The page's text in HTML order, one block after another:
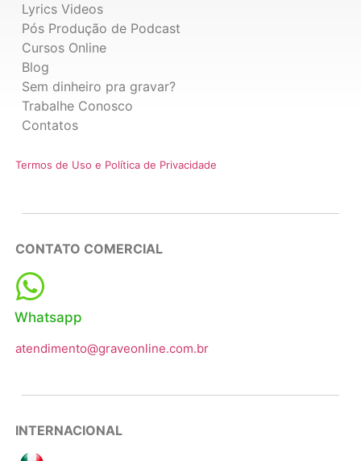
Lyrics Videos
Pós Produção de Podcast
Cursos Online
Blog
Sem dinheiro pra gravar?
Trabalhe Conosco
Contatos
Termos de Uso e Política de Privacidade
CONTATO COMERCIAL
Whatsapp
atendimento@graveonline.com.br
INTERNACIONAL